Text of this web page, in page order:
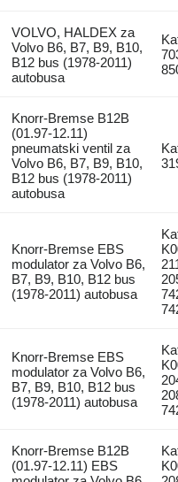
VOLVO, HALDEX za
Volvo B6, B7, B9, B10,
B12 bus (1978-2011)
autobusa
Knorr-Bremse B12B
(01.97-12.11)
pneumatski ventil za
Volvo B6, B7, B9, B10,
B12 bus (1978-2011)
autobusa
Knorr-Bremse EBS
modulator za Volvo B6,
B7, B9, B10, B12 bus
(1978-2011) autobusa
Knorr-Bremse EBS
modulator za Volvo B6,
B7, B9, B10, B12 bus
(1978-2011) autobusa
Knorr-Bremse B12B
(01.97-12.11) EBS